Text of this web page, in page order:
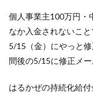
個人事業主100万円・
なか入金されないこ
5/15（金）にやっと
間後の5/15に修正メ
はるかぜの持続化給付